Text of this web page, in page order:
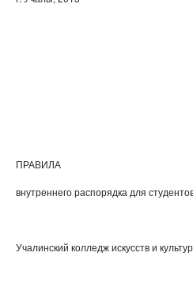
ПРАВИЛА
внутреннего распорядка для
Учалинский колледж искусств и